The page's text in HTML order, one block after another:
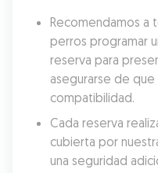
Recomendamos a
perros programar
reserva para
asegurarse de que
compatibilidad.
Cada reserva
cubierta por
una seguridad